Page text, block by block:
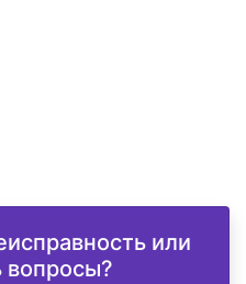
или
вопросы?